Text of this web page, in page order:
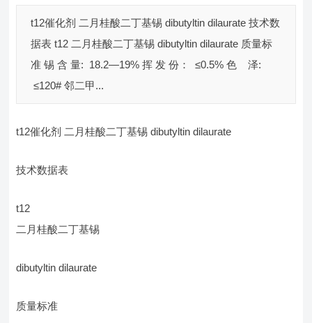
t12催化剂 二月桂酸二丁基锡 dibutyltin dilaurate 技术数
据表 t12 二月桂酸二丁基锡 dibutyltin dilaurate 质量标
准 锡 含 量: 18.2—19% 挥 发 份： ≤0.5% 色 泽:
≤120# 邻二甲...
t12催化剂 二月桂酸二丁基锡 dibutyltin dilaurate
技术数据表
t12
二月桂酸二丁基锡
dibutyltin dilaurate
质量标准